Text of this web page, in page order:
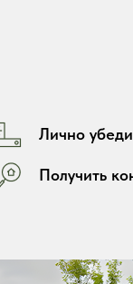
Лично
Получить